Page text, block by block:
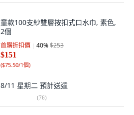
童款100支紗雙層按扣式口水巾, 素色,
2個
首購折扣價 40%$253
$151
($75.50/1個)
8/11 星期二 預計送達
(76)